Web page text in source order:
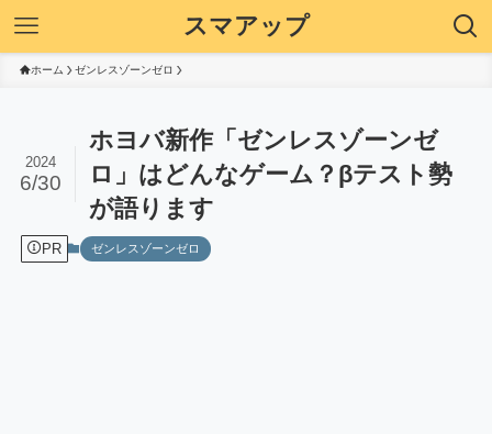
スマアップ
ホーム ゼンレスゾーンゼロ
ホヨバ新作「ゼンレスゾーンゼ
ロ」はどんなゲーム？βテスト勢
が語ります
2024
6/30
PR ゼンレスゾーンゼロ